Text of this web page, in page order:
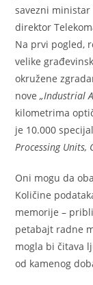
savezni ministar
direktor
Na prvi pogled,
velike
okružene
nove„Industrial
kilometrima
je 10.000
Processing Units,
Oni mogu da
Količine
memorije –
petabajt radne
mogla bi čitava
od kamenog